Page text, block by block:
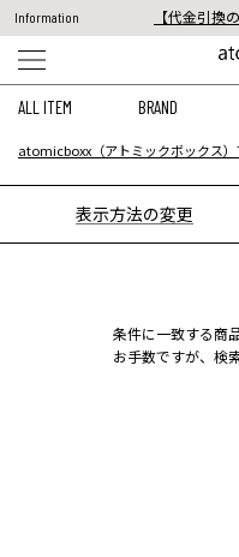
Information
【代金引換
税込11,000円
ALL ITEM BRAND
atomicboxx（アトミックボックス）
表示方法の変更
条件に一致する商
お手数ですが、検